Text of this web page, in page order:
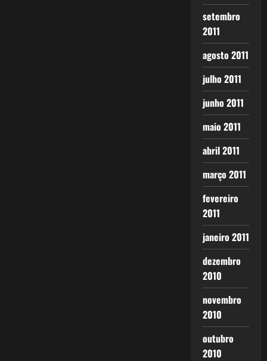
setembro
2011
agosto 2011
julho 2011
junho 2011
maio 2011
abril 2011
março 2011
fevereiro
2011
janeiro 2011
dezembro
2010
novembro
2010
outubro
2010